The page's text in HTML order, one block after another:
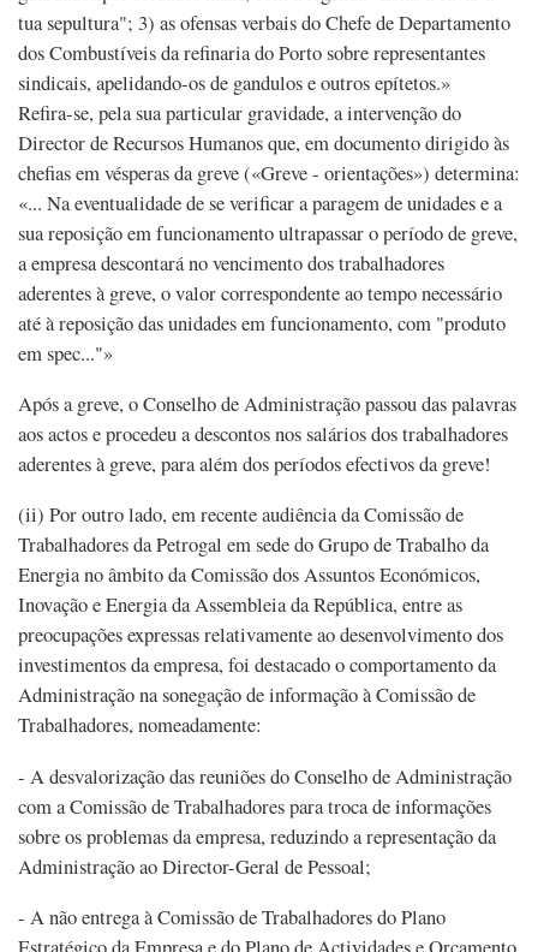
tua sepultura"; 3) as ofensas verbais do Chefe de Departamento
dos Combustíveis da refinaria do Porto sobre representantes
sindicais, apelidando-os de gandulos e outros epítetos.»
Refira-se, pela sua particular gravidade, a intervenção do
Director de Recursos Humanos que, em documento dirigido às
chefias em vésperas da greve («Greve - orientações») determina:
«... Na eventualidade de se verificar a paragem de unidades e a
sua reposição em funcionamento ultrapassar o período de greve,
a empresa descontará no vencimento dos trabalhadores
aderentes à greve, o valor correspondente ao tempo necessário
até à reposição das unidades em funcionamento, com "produto
em spec..."»
Após a greve, o Conselho de Administração passou das palavras
aos actos e procedeu a descontos nos salários dos trabalhadores
aderentes à greve, para além dos períodos efectivos da greve!
(ii) Por outro lado, em recente audiência da Comissão de
Trabalhadores da Petrogal em sede do Grupo de Trabalho da
Energia no âmbito da Comissão dos Assuntos Económicos,
Inovação e Energia da Assembleia da República, entre as
preocupações expressas relativamente ao desenvolvimento dos
investimentos da empresa, foi destacado o comportamento da
Administração na sonegação de informação à Comissão de
Trabalhadores, nomeadamente:
- A desvalorização das reuniões do Conselho de Administração
com a Comissão de Trabalhadores para troca de informações
sobre os problemas da empresa, reduzindo a representação da
Administração ao Director-Geral de Pessoal;
- A não entrega à Comissão de Trabalhadores do Plano
Estratégico da Empresa e do Plano de Actividades e Orçamento